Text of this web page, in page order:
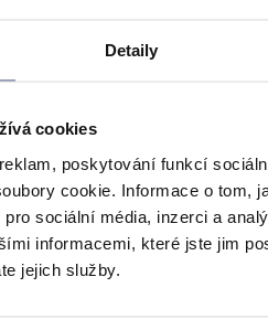
Detaily
cookies
poskytování funkcí
cookie. Informace o tom,
sociální média, inzerci a
informacemi, které jste jim
jejich služby.